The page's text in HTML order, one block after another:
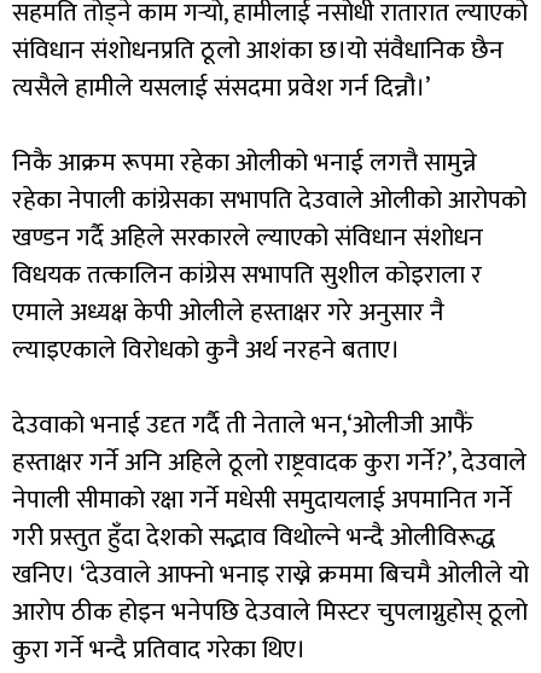
सहमति तोड्ने काम गर्‍यो, हामीलाई नसोधी रातारात ल्याएको
संविधान संशोधनप्रति ठूलो आशंका छ।यो संवैधानिक छैन
त्यसैले हामीले यसलाई संसदमा प्रवेश गर्न दिन्नौ।’
निकै आक्रम रूपमा रहेका ओलीको भनाई लगत्तै सामुन्ने
रहेका नेपाली कांग्रेसका सभापति देउवाले ओलीको आरोपको
खण्डन गर्दै अहिले सरकारले ल्याएको संविधान संशोधन
विधयक तत्कालिन कांग्रेस सभापति सुशील कोइराला र
एमाले अध्यक्ष केपी ओलीले हस्ताक्षर गरे अनुसार नै
ल्याइएकाले विरोधको कुनै अर्थ नरहने बताए।
देउवाको भनाई उदृत गर्दै ती नेताले भन,‘ओलीजी आफैं
हस्ताक्षर गर्ने अनि अहिले ठूलो राष्ट्रवादक कुरा गर्ने?’, देउवाले
नेपाली सीमाको रक्षा गर्ने मधेसी समुदायलाई अपमानित गर्ने
गरी प्रस्तुत हुँदा देशको सद्भाव विथोल्ने भन्दै ओलीविरूद्ध
खनिए। ‘देउवाले आफ्नो भनाइ राख्ने क्रममा बिचमै ओलीले यो
आरोप ठीक होइन भनेपछि देउवाले मिस्टर चुपलाग्नुहोस् ठूलो
कुरा गर्ने भन्दै प्रतिवाद गरेका थिए।